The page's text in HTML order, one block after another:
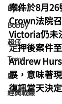
Dylan
Bobby
超仔
Tony
鹿
經典戰線
案件於8月
Crown法院
Victoria仍未
定押後案件
Andrew
展，意味著
復訊當天決